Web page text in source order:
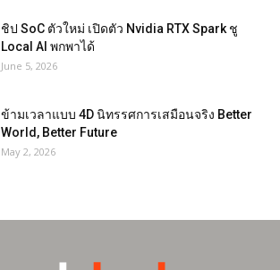
ชิป SoC ตัวใหม่ เปิดตัว Nvidia RTX Spark ชู
Local AI พกพาได้
June 5, 2026
ข้ามเวลาแบบ 4D นิทรรศการเสมือนจริง Better
World, Better Future
May 2, 2026